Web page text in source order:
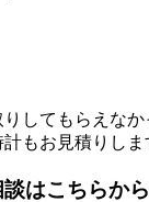
してもらえなか
もお見積りしま
はこちらから